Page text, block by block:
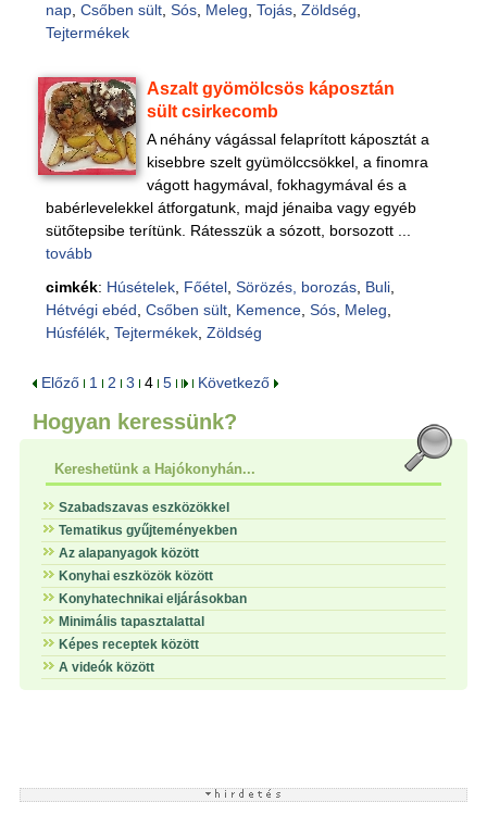
nap, Csőben sült, Sós, Meleg Tojás, Zöldség
Tejtermékek
Aszalt gyömölcsös káposztán
sült csirkecomb
A néhány vágással felaprított káposztát a
kisebbre szelt gyümölccsökkel, a finomra
vágott hagymával, fokhagymával és a
babérlevelekkel átforgatunk, majd jénaiba vagy egyéb
sütőtepsibe terítünk. Rátesszük a sózott, borsozott ...
tovább
cimkék: Húsételek, Főétel, Sörözés, borozás, Buli,
Hétvégi ebéd Csőben sült, Kemence, Sós, Meleg
Húsfélék, Tejtermékek, Zöldség
Előző 1 2 3 4 5 Következő
Hogyan keressünk?
Kereshetünk a Hajókonyhán...
Szabadszavas eszközökkel
Tematikus gyűjteményekben
Az alapanyagok között
Konyhai eszközök között
Konyhatechnikai eljárásokban
Minimális tapasztalattal
Képes receptek között
A videók között